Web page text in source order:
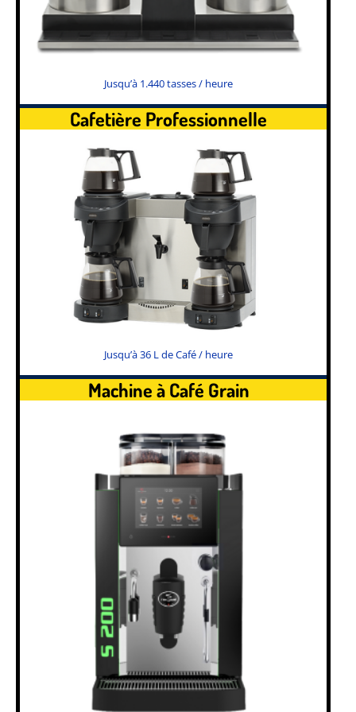
Jusqu’à 1.440 tasses / heure
Cafetière Professionnelle
Jusqu’à 36 L de Café / heure
Machine à Café Grain